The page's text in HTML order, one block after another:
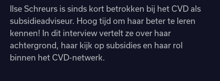
Ilse Schreurs is sinds kort betrokken bij het CVD als
subsidieadviseur. Hoog tijd om haar beter te leren
kennen! In dit interview vertelt ze over haar
achtergrond, haar kijk op subsidies en haar rol
binnen het CVD-netwerk.